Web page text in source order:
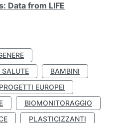
Data from LIFE
SALUTE
BAMBINI
PROGETTI EUROPEI
BIOMONITORAGGIO
PLASTICIZZANTI